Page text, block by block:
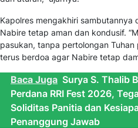
Kapolres mengakhiri
Nabire tetap aman dan kondusif.
pasukan, tanpa pertolongan
terus berdoa agar Nabire tetap
Baca Juga Surya S. Thalib
Perdana RRI Fest 2026,
Soliditas Panitia dan
Penanggung Jawab